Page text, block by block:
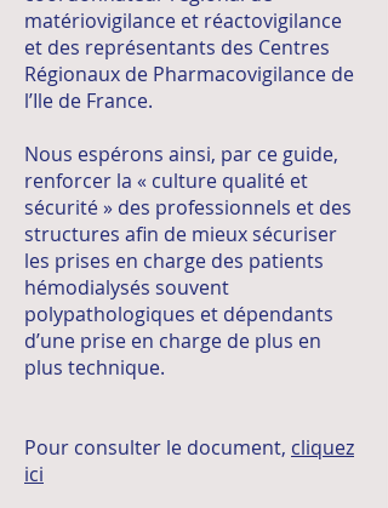
matériovigilance et réactovigilance
et des représentants des Centres
Régionaux de Pharmacovigilance de
l’Ile de France.
Nous espérons ainsi, par ce guide,
renforcer la « culture qualité et
sécurité » des professionnels et des
structures afin de mieux sécuriser
les prises en charge des patients
hémodialysés souvent
polypathologiques et dépendants
d’une prise en charge de plus en
plus technique.
Pour consulter le document, cliquez
ici